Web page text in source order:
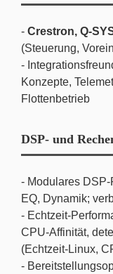
- Crestron, Q-
(Steuerung,
-
Konzepte,
Flottenbetrieb
DSP- und
- Modulares
EQ, Dynamik;
- Echtzeit-
CPU-Affinität,
(Echtzeit-Linux,
-